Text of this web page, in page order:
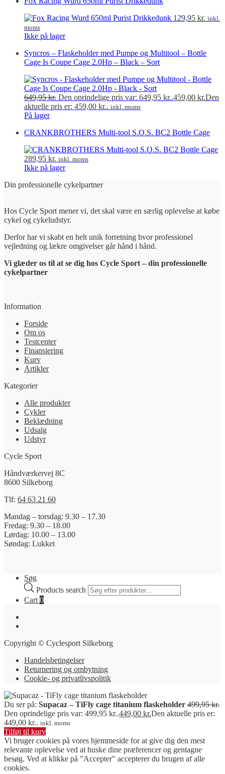
129,95 kr. inkl.
moms
Ikke på lager
Syncros – Flaskeholder med Pumpe og Multitool – Bottle
Cage Is Coupe Cage 2.0Hp – Black – Sort
649,95kr. Den oprindelige pris var: 649,95 kr..459,00 kr.Den
aktuelle pris er: 459,00 kr.. inkl. moms
På lager
CRANKBROTHERS Multi-tool S.O.S. BC2 Bottle Cage
289,95 kr. inkl. moms
Ikke på lager
Din professionelle cykelpartner
Hos Cycle Sport mener vi, det skal være en særlig oplevelse at købe
cykel og cykeludstyr.
Derfor har vi skabt en helt unik forretning hvor professionel
vejledning og lækre omgivelser går hånd i hånd.
Vi glæder os til at se dig hos Cycle Sport – din professionelle
cykelpartner
Information
Forside
Om os
Testcenter
Finansiering
Kurv
Artikler
Kategorier
Alle produkter
Cykler
Beklædning
Udsalg
Udstyr
Cycle Sport
Håndværkervej 8C
8600 Silkeborg
Tlf: 64 63 21 60
Mandag – torsdag: 9.30 – 17.30
Fredag: 9.30 – 18.00
Lørdag: 10.00 – 13.00
Søndag: Lukket
Søg
Products search
Cart 0
Copyright © Cyclesport Silkeborg
Handelsbetingelser
Returnering og ombytning
Cookie- og privatlivspolitik
Du ser på: Supacaz – TiFly cage titanium flaskeholder 499,95kr.
Den oprindelige pris var: 499,95 kr..449,00 kr.Den aktuelle pris er:
449,00 kr.. inkl. moms
Tilføj til kurv
Vi bruger cookies på vores hjemmeside for at give dig den mest
relevante oplevelse ved at huske dine præferencer og gentagne
besøg. Ved at klikke på "Accepter" accepterer du brugen af ​​alle
cookies.